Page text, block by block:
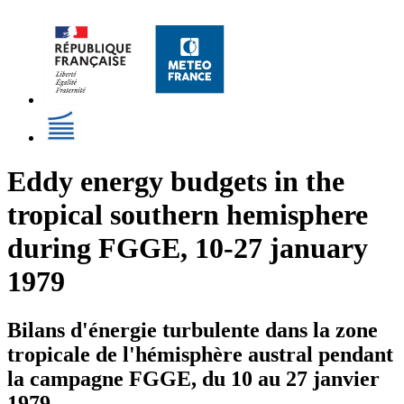
Eddy energy budgets in the
tropical southern hemisphere
during FGGE, 10-27 january
1979
Bilans d'énergie turbulente dans la zone
tropicale de l'hémisphère austral pendant
la campagne FGGE, du 10 au 27 janvier